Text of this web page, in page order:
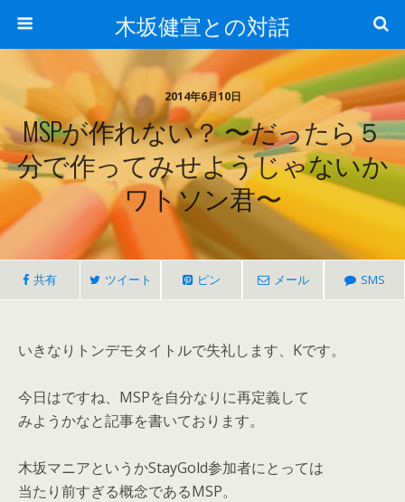
木坂健宣との対話
2014年6月10日
MSPが作れない？ 〜だったら５
分で作ってみせようじゃないか
ワトソン君〜
共有 ツイート ピン メール SMS
いきなりトンデモタイトルで失礼します、Kです。
今日はですね、MSPを自分なりに再定義して
みようかなと記事を書いております。
木坂マニアというかStayGold参加者にとっては
当たり前すぎる概念であるMSP。